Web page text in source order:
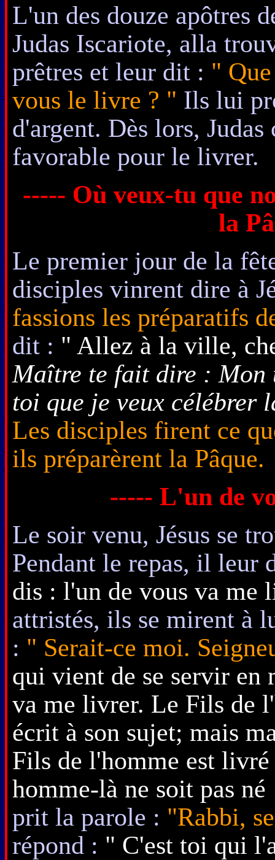
L'un des douze apôtres
Judas Iscariote, alla
prêtres et leur dit : "
vous le livre ? " Ils lui
d'argent. Dès lors,
favorable pour le livrer.
----- Où veux-tu que
la
Le premier jour de la
disciples vinrent dire à
fassions les préparatifs
dit : " Allez à la ville,
Maître te fait dire : Mon
toi que je veux célébrer
Les disciples firent ce
ils préparèrent la Pâque.
----- L'un de
Le soir venu, Jésus se
Pendant le repas, il leur
dis : l'un de vous va
attristés, ils se mirent à
: " Serait-ce moi.
qui vient de se servir en
va me livrer. Le Fils de
écrit à son sujet; mais
Fils de l'homme est
homme-là ne soit pas
prit la parole : "Rabbi,
répond : " C'est toi qui